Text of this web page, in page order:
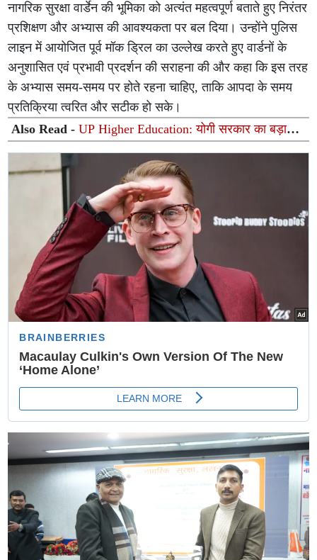
नागरिक सुरक्षा वार्डेन की भूमिका को अत्यंत महत्वपूर्ण बताते हुए निरंतर
प्रशिक्षण और अभ्यास की आवश्यकता पर बल दिया। उन्होंने पुलिस
लाइन में आयोजित पूर्व मॉक ड्रिल का उल्लेख करते हुए वार्डनों के
अनुशासित एवं प्रभावी प्रदर्शन की सराहना की और कहा कि इस तरह
के अभ्यास समय-समय पर होते रहना चाहिए, ताकि आपदा के समय
प्रतिक्रिया त्वरित और सटीक हो सके।
Also Read -UP Higher Education: योगी सरकार का बड़ा
फैसला, यूपी में 3 नए प्राइवेट यूनिवर्सिटीज के संचालन को हरी
झंडी; जानें डिटेल्स